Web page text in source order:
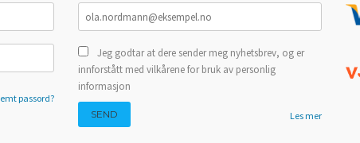
passord?
Jeg godtar at dere sender meg nyhetsbrev, og er
innforstått med vilkårene for bruk av personlig
informasjon
Les mer